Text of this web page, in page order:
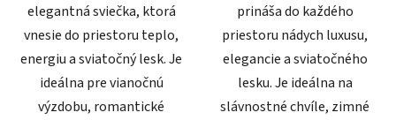
elegantná sviečka, ktorá
vnesie do priestoru teplo,
energiu a sviatočný lesk. Je
ideálna pre vianočnú
výzdobu, romantické
prináša do každého
priestoru nádych luxusu,
elegancie a sviatočného
lesku. Je ideálna na
slávnostné chvíle, zimné